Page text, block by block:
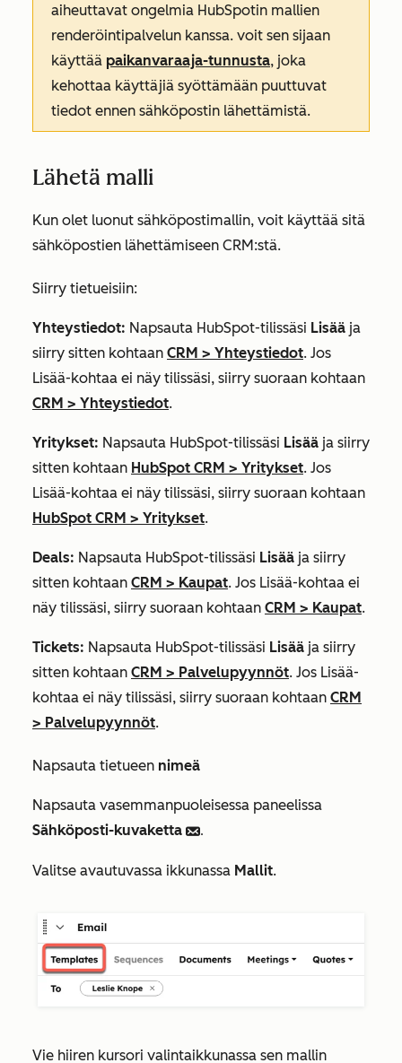
aiheuttavat ongelmia HubSpotin mallien
renderöintipalvelun kanssa. voit sen sijaan
käyttää paikanvaraaja-tunnusta, joka
kehottaa käyttäjiä syöttämään puuttuvat
tiedot ennen sähköpostin lähettämistä.
Lähetä malli
Kun olet luonut sähköpostimallin, voit käyttää sitä
sähköpostien lähettämiseen CRM:stä.
Siirry tietueisiin:
Yhteystiedot: Napsauta HubSpot-tilissäsi Lisää ja
siirry sitten kohtaan CRM > Yhteystiedot. Jos
Lisää-kohtaa ei näy tilissäsi, siirry suoraan kohtaan
CRM > Yhteystiedot.
Yritykset: Napsauta HubSpot-tilissäsi Lisää ja siirry
sitten kohtaan HubSpot CRM > Yritykset. Jos
Lisää-kohtaa ei näy tilissäsi, siirry suoraan kohtaan
HubSpot CRM > Yritykset.
Deals: Napsauta HubSpot-tilissäsi Lisää ja siirry
sitten kohtaan CRM > Kaupat. Jos Lisää-kohtaa ei
näy tilissäsi, siirry suoraan kohtaan CRM > Kaupat.
Tickets: Napsauta HubSpot-tilissäsi Lisää ja siirry
sitten kohtaan CRM > Palvelupyynnöt. Jos Lisää-
kohtaa ei näy tilissäsi, siirry suoraan kohtaan CRM
> Palvelupyynnöt.
Napsauta tietueen nimeä
Napsauta vasemmanpuoleisessa paneelissa
Sähköposti-kuvaketta email.
Valitse avautuvassa ikkunassa Mallit.
Vie hiiren kursori valintaikkunassa sen mallin